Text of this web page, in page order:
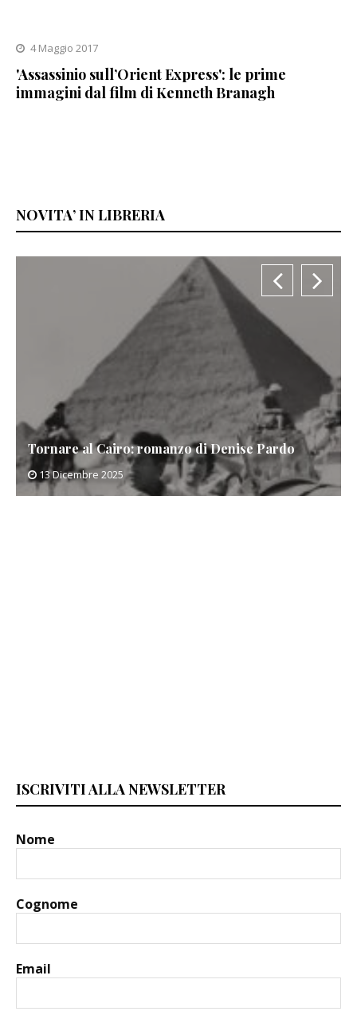
4 Maggio 2017
'Assassinio sull’Orient Express': le prime
immagini dal film di Kenneth Branagh
NOVITA’ IN LIBRERIA
Tornare al Cairo: romanzo di Denise Pardo
13 Dicembre 2025
ISCRIVITI ALLA NEWSLETTER
Nome
Cognome
Email